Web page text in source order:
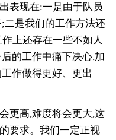
表现在:一是由于队员
二是我们的工作方法还
上还存在一些不如人
的工作中痛下决心,加
作做得更好、更出
更高,难度将会更大,这
要求。我们一定正视